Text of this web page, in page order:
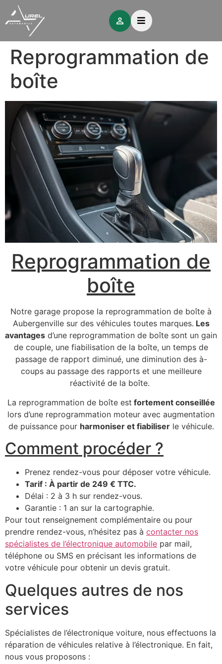
Reprogrammation de
boîte
Reprogrammation de
boîte
Notre garage propose la reprogrammation de boîte à
Aubergenville sur des véhicules toutes marques. Les
avantages d’une reprogrammation de boîte sont un gain
de couple, une fiabilisation de la boîte, un temps de
passage de rapport diminué, une diminution des à-
coups au passage des rapports et une meilleure
réactivité de la boîte.
La reprogrammation de boîte est fortement conseillée
lors d’une reprogrammation moteur avec augmentation
de puissance pour harmoniser et fiabiliserle véhicule.
Comment procéder ?
Prenez rendez-vous pour déposer votre véhicule.
Tarif : À partir de 249 € TTC.
Délai : 2 à 3 h sur rendez-vous.
Garantie : 1 an sur la cartographie.
Pour tout renseignement complémentaire ou pour
prendre rendez-vous, n’hésitez pas à contacter nos
spécialistes de l’électronique automobile par mail,
téléphone ou SMS en précisant les informations de
votre véhicule pour obtenir un devis gratuit.
Quelques autres de nos
services
Spécialistes de l’électronique voiture, nous effectuons la
réparation de véhicules relative à l’électronique. En fait,
nous vous proposons :